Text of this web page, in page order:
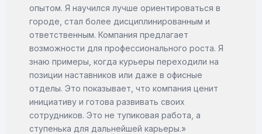
опытом. Я научился лучше ориентироваться в
городе, стал более дисциплинированным и
ответственным. Компания предлагает
возможности для профессионального роста. Я
знаю примеры, когда курьеры переходили на
позиции наставников или даже в офисные
отделы. Это показывает, что компания ценит
инициативу и готова развивать своих
сотрудников. Это не тупиковая работа, а
ступенька для дальнейшей карьеры.»